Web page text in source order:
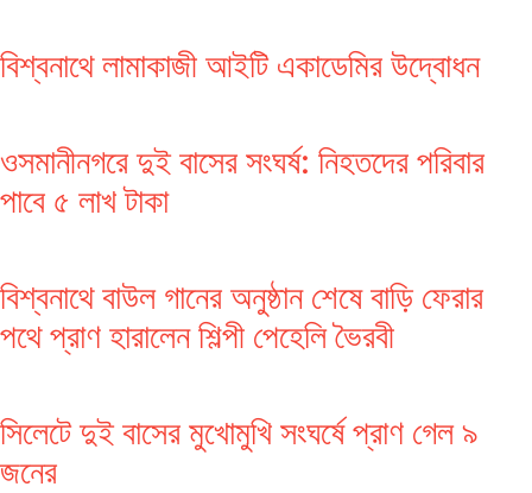
বিশ্বনাথে লামাকাজী আইটি একাডেমির উদ্বোধন
ওসমানীনগরে দুই বাসের সংঘর্ষ: নিহতদের পরিবার
পাবে ৫ লাখ টাকা
বিশ্বনাথে বাউল গানের অনুষ্ঠান শেষে বাড়ি ফেরার
পথে প্রাণ হারালেন শিল্পী পেহেলি ভৈরবী
সিলেটে দুই বাসের মুখোমুখি সংঘর্ষে প্রাণ গেল ৯
জনের